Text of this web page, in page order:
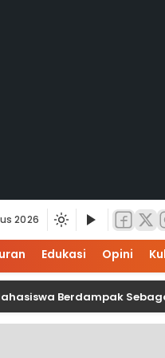
2026
Edukasi Opini
Berdampak Sebagai